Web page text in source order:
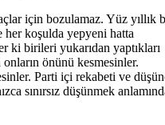
için bozulamaz. Yüz yıllık
her koşulda yepyeni hatta
ki birileri yukarıdan yaptıkları
önünü kesmesinler.
Parti içi rekabeti ve
sınırsız düşünmek